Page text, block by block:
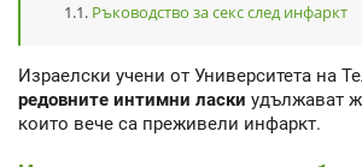
Ръководство за секс след инфаркт
Израелски учени от Университета на
редовните интимни ласки удължават
които вече са преживели инфаркт.